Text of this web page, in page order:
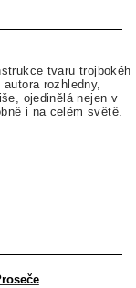
tvaru
rozhledny,
ojedinělá nejen v
i na celém světě.